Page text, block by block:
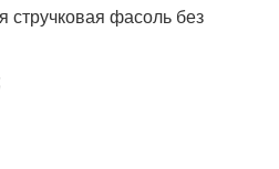
стручковая фасоль без